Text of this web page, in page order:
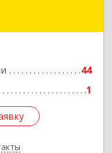
44
1
г, Ленина ул,